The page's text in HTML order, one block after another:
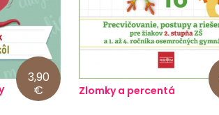
3,90
€
Zlomky a percentá